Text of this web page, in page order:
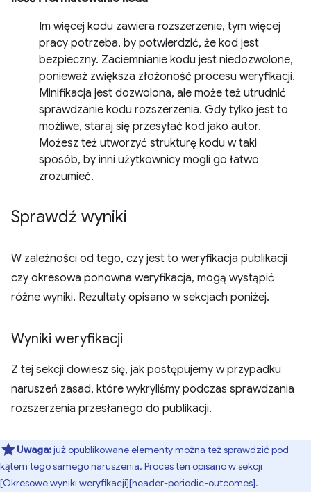
Im więcej kodu zawiera rozszerzenie, tym więcej
pracy potrzeba, by potwierdzić, że kod jest
bezpieczny. Zaciemnianie kodu jest niedozwolone,
ponieważ zwiększa złożoność procesu weryfikacji.
Minifikacja jest dozwolona, ale może też utrudnić
sprawdzanie kodu rozszerzenia. Gdy tylko jest to
możliwe, staraj się przesyłać kod jako autor.
Możesz też utworzyć strukturę kodu w taki
sposób, by inni użytkownicy mogli go łatwo
zrozumieć.
Sprawdź wyniki
W zależności od tego, czy jest to weryfikacja publikacji
czy okresowa ponowna weryfikacja, mogą wystąpić
różne wyniki. Rezultaty opisano w sekcjach poniżej.
Wyniki weryfikacji
Z tej sekcji dowiesz się, jak postępujemy w przypadku
naruszeń zasad, które wykryliśmy podczas sprawdzania
rozszerzenia przesłanego do publikacji.
Uwaga:już opublikowane elementy można też sprawdzić pod
kątem tego samego naruszenia. Proces ten opisano w sekcji
[Okresowe wyniki weryfikacji][header-periodic-outcomes].